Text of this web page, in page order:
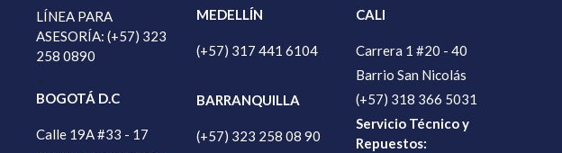
LÍNEA PARA
ASESORÍA: (+57) 323
258 0890
>
BOGOTÁ D.C
Calle 19A #33 - 17
MEDELLÍN
(+57) 317 441 6104
BARRANQUILLA
(+57) 323 258 08 90
CALI
Carrera 1 #20 - 40
Barrio San Nicolás
(+57) 318 366 5031
Servicio Técnico y
Repuestos: